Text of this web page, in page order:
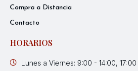
Compra a Distancia
Contacto
HORARIOS
Lunes a Viernes: 9:00 - 14:00,